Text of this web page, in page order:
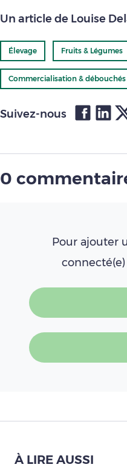
Un article de Louise
Élevage Fruits & Légumes
Commercialisation & débouchés
Suivez-nous
0
Pour ajouter
À LIRE AUSSI